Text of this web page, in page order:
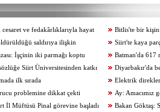
ve fedakârlıklarıyla hayat
Bitlis'te bir
saldırıya ilişkin
Siirt'te kaya
kaybetti
İşçinin iki parmağı koptu
Batman'da 617
Siirt Üniversitesinden katkı
Diyarbakır'da
kurtuldu
ilk sırada
Elektrik
problemine dikkat çekti
Ay: Amacımız
zamanda üreten
İl Müftüsü Pinal görevine başladı
Bakan Göktaş: